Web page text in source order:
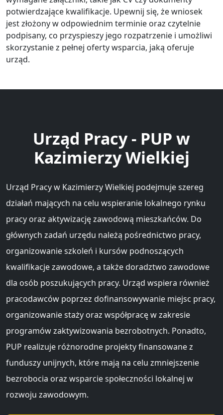
potwierdzające kwalifikacje. Upewnij się, że wniosek
jest złożony w odpowiednim terminie oraz czytelnie
podpisany, co przyspieszy jego rozpatrzenie i umożliwi
skorzystanie z pełnej oferty wsparcia, jaką oferuje
urząd.
Urząd Pracy - PUP w
Kazimierzy Wielkiej
Urząd Pracy w Kazimierzy Wielkiej podejmuje szereg
działań mających na celu wspieranie lokalnego rynku
pracy oraz aktywizację zawodową mieszkańców. Do
głównych zadań urzędu należą pośrednictwo pracy,
organizowanie szkoleń i kursów podnoszących
kwalifikacje zawodowe, a także doradztwo zawodowe
dla osób poszukujących pracy. Urząd wspiera również
pracodawców poprzez dofinansowywanie miejsc pracy,
organizowanie staży oraz współpracę w zakresie
programów zaktywizowania bezrobotnych. Ponadto,
PUP realizuje różnorodne projekty finansowane z
funduszy unijnych, które mają na celu zmniejszenie
bezrobocia oraz wsparcie społeczności lokalnej w
rozwoju zawodowym.